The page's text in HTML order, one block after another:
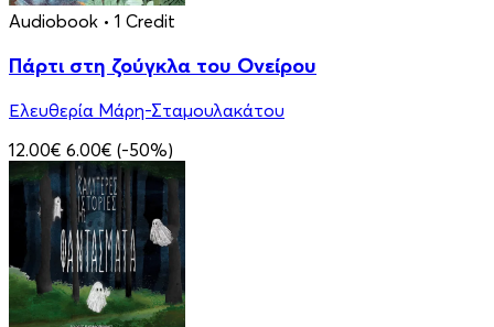
Audiobook • 1 Credit
Πάρτι στη ζούγκλα του Ονείρου
Ελευθερία Μάρη-Σταμουλακάτου
12.00€ 6.00€ (-50%)